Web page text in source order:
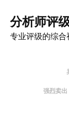
分析师评
专业评级的综合
强烈卖出